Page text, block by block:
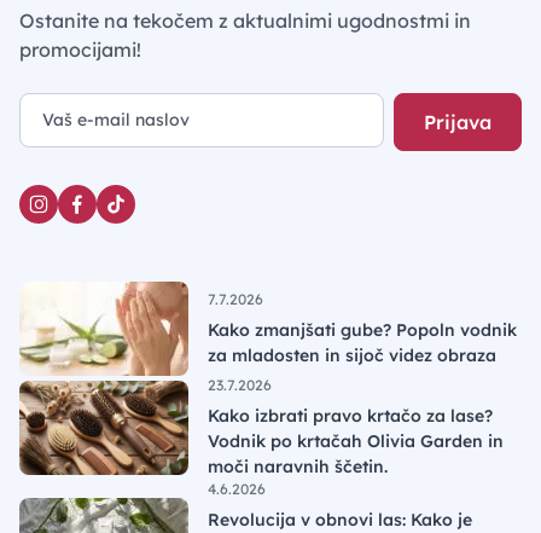
Ostanite na tekočem z aktualnimi ugodnostmi in
promocijami!
Prijava
7.7.2026
Kako zmanjšati gube? Popoln vodnik
za mladosten in sijoč videz obraza
23.7.2026
Kako izbrati pravo krtačo za lase?
Vodnik po krtačah Olivia Garden in
moči naravnih ščetin.
4.6.2026
Revolucija v obnovi las: Kako je